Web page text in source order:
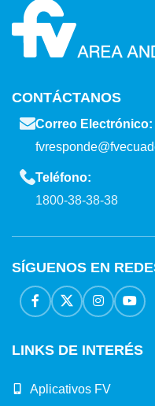
CONTÁCTANOS
Correo Electrónico:
Teléfono:
1800-38-38-38
SÍGUENOS EN
LINKS DE INTERÉS
Aplicativos FV